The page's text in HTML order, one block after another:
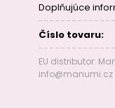
Doplňujúce
Číslo tovaru:
EU distributor:
info@manumi.cz